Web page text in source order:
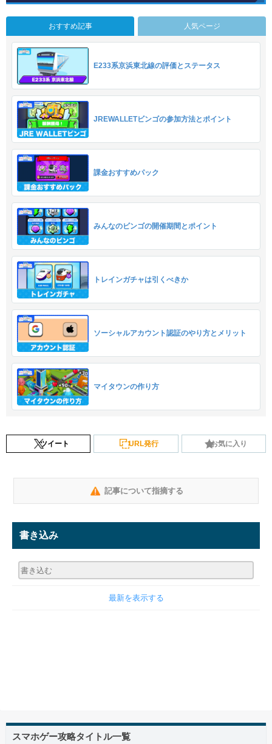
おすすめ記事 人気ページ
E233系京浜東北線の評価とステータス
JREWALLETビンゴの参加方法とポイント
課金おすすめパック
みんなのビンゴの開催期間とポイント
トレインガチャは引くべきか
ソーシャルアカウント認証のやり方とメリット
マイタウンの作り方
ツイート URL発行 お気に入り
記事について指摘する
書き込み
最新を表示する
スマホゲー攻略タイトル一覧